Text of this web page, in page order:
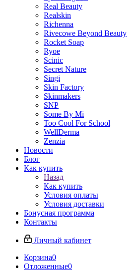
Real Beauty
Realskin
Richenna
Rivecowe Beyond Beauty
Rocket Soap
Ryoe
Scinic
Secret Nature
Singi
Skin Factory
Skinmakers
SNP
Some By Mi
Too Cool For School
WellDerma
Zenzia
Новости
Блог
Как купить
Назад
Как купить
Условия оплаты
Условия доставки
Бонусная программа
Контакты
Личный кабинет
Корзина0
Отложенные0